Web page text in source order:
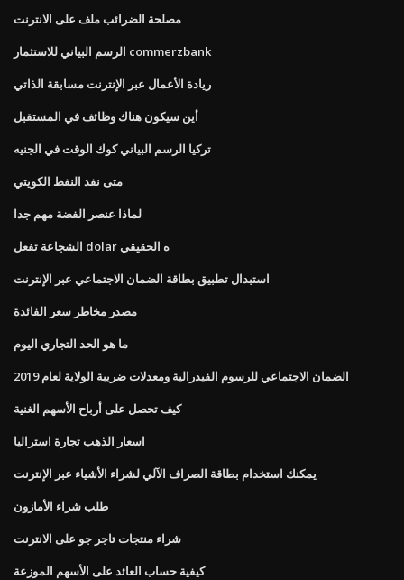
مصلحة الضرائب ملف على الانترنت
الرسم البياني للاستثمار commerzbank
ريادة الأعمال عبر الإنترنت مسابقة الذاتي
أين سيكون هناك وظائف في المستقبل
تركيا الرسم البياني كوك الوقت في الجنيه
متى نفد النفط الكويتي
لماذا عنصر الفضة مهم جدا
الشجاعة تفعل dolar ه الحقيقي
استبدال تطبيق بطاقة الضمان الاجتماعي عبر الإنترنت
مصدر مخاطر سعر الفائدة
ما هو الحد التجاري اليوم
الضمان الاجتماعي للرسوم الفيدرالية ومعدلات ضريبة الولاية لعام 2019
كيف تحصل على أرباح الأسهم الغنية
اسعار الذهب تجارة استراليا
يمكنك استخدام بطاقة الصراف الآلي لشراء الأشياء عبر الإنترنت
طلب شراء الأمازون
شراء منتجات تاجر جو على الانترنت
كيفية حساب العائد على الأسهم الموزعة